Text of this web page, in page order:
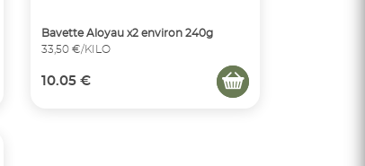
Bavette Aloyau x2 environ 240g
33,50 €/KILO
10.05 €